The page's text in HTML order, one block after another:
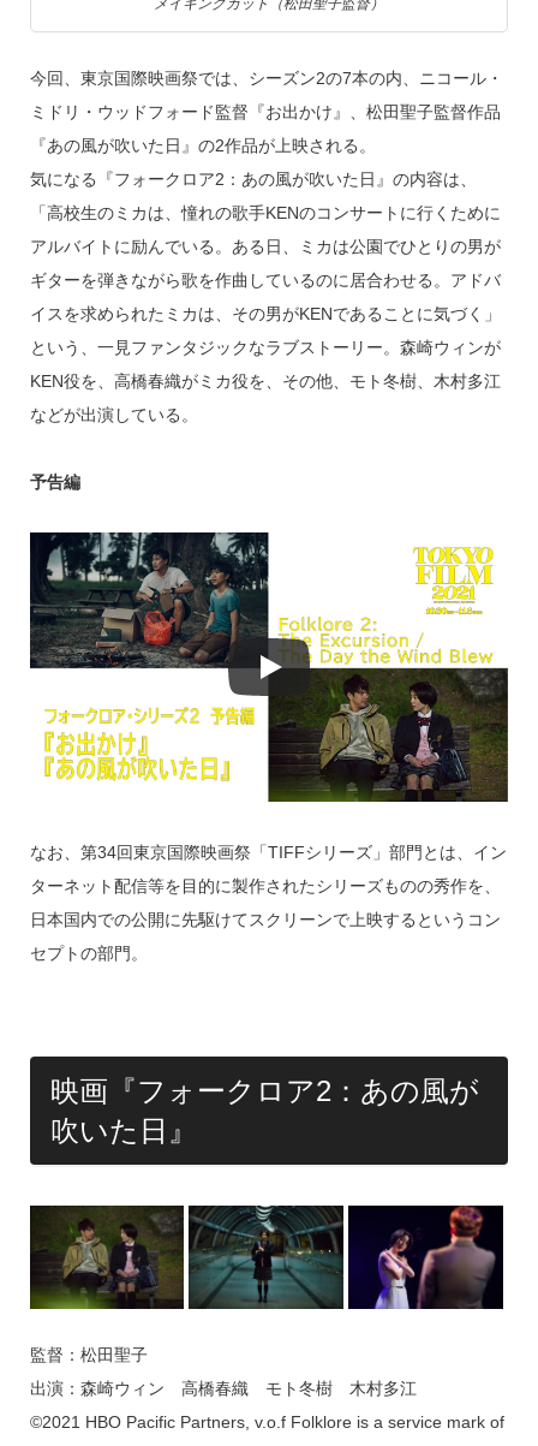
メイキングカット（松田聖子監督）
今回、東京国際映画祭では、シーズン2の7本の内、ニコール・
ミドリ・ウッドフォード監督『お出かけ』、松田聖子監督作品
『あの風が吹いた日』の2作品が上映される。
気になる『フォークロア2：あの風が吹いた日』の内容は、
「高校生のミカは、憧れの歌手KENのコンサートに行くために
アルバイトに励んでいる。ある日、ミカは公園でひとりの男が
ギターを弾きながら歌を作曲しているのに居合わせる。アドバ
イスを求められたミカは、その男がKENであることに気づく」
という、一見ファンタジックなラブストーリー。森崎ウィンが
KEN役を、高橋春織がミカ役を、その他、モト冬樹、木村多江
などが出演している。
予告編
なお、第34回東京国際映画祭「TIFFシリーズ」部門とは、イン
ターネット配信等を目的に製作されたシリーズものの秀作を、
日本国内での公開に先駆けてスクリーンで上映するというコン
セプトの部門。
映画『フォークロア2：あの風が
吹いた日』
監督：松田聖子
出演：森崎ウィン 高橋春織 モト冬樹 木村多江
©2021 HBO Pacific Partners, v.o.f Folklore is a service mark of